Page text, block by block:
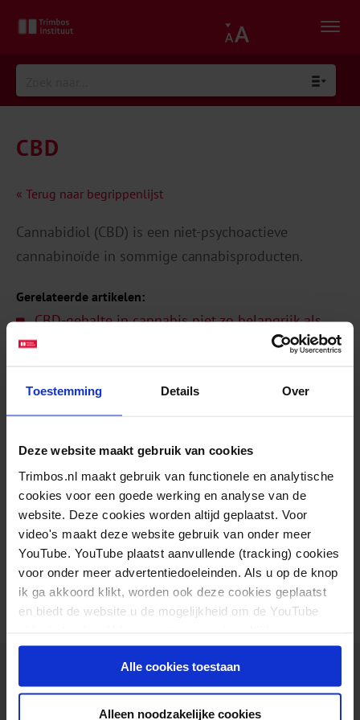
Toestemming Details Over
Deze website maakt gebruik van cookies
Trimbos.nl maakt gebruik van functionele en analytische
cookies voor een goede werking en analyse van de
website. Deze cookies worden altijd geplaatst. Voor
video's maakt deze website gebruik van onder meer
YouTube. YouTube plaatst aanvullende (tracking) cookies
voor onder meer advertentiedoeleinden. Als u op de knop
ik ga akkoord klikt, worden ook deze cookies geplaatst
en biedt de website u de mogelijkheid om de YouTube
intrekken.
Alle cookies toestaan
Alleen noodzakelijke cookies
CBD
« Terug naar begrippenlijst
Cannabidiol (CBD) is een niet-psychoactieve
cannabinoïde in sommige cannabisproducten.
Gerelateerde artikelen:
CBD-gehalte in cannabis niet zo belangrijk als
gedacht
2024: stijging stimulerende middelen
cannabis in Nederland
Van nederwiet tot vape-pennen: Waarom we
cannabis moeten blijven monitoren
THC-gehalte van nederwiet toegenomen in 2025